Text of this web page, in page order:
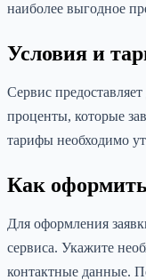
наиболее выгодное
Условия и
Сервис
проценты, которые
тарифы необходимо
Как
Для оформления
сервиса. Укажите
контактные данные.